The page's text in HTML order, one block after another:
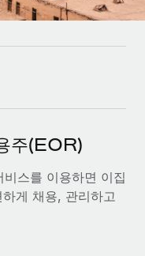
화
전문가 지원 제공
와 협력하여
주(EOR)
스를 이용하면 이집
게 채용, 관리하고